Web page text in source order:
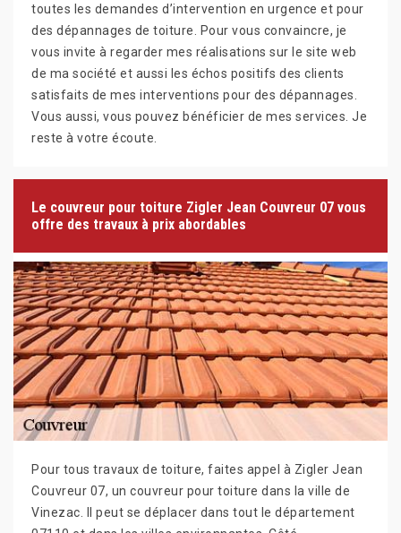
toutes les demandes d’intervention en urgence et pour
des dépannages de toiture. Pour vous convaincre, je
vous invite à regarder mes réalisations sur le site web
de ma société et aussi les échos positifs des clients
satisfaits de mes interventions pour des dépannages.
Vous aussi, vous pouvez bénéficier de mes services. Je
reste à votre écoute.
Le couvreur pour toiture Zigler Jean Couvreur 07 vous
offre des travaux à prix abordables
Pour tous travaux de toiture, faites appel à Zigler Jean
Couvreur 07, un couvreur pour toiture dans la ville de
Vinezac. Il peut se déplacer dans tout le département